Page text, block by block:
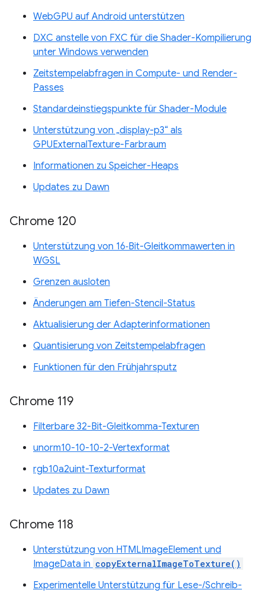
WebGPU auf Android unterstützen
DXC anstelle von FXC für die Shader-Kompilierung
unter Windows verwenden
Zeitstempelabfragen in Compute- und Render-
Passes
Standardeinstiegspunkte für Shader-Module
Unterstützung von „display-p3“ als
GPUExternalTexture-Farbraum
Informationen zu Speicher-Heaps
Updates zu Dawn
Chrome 120
Unterstützung von 16‑Bit-Gleitkommawerten in
WGSL
Grenzen ausloten
Änderungen am Tiefen-Stencil-Status
Aktualisierung der Adapterinformationen
Quantisierung von Zeitstempelabfragen
Funktionen für den Frühjahrsputz
Chrome 119
Filterbare 32-Bit-Gleitkomma-Texturen
unorm10-10-10-2-Vertexformat
rgb10a2uint-Texturformat
Updates zu Dawn
Chrome 118
Unterstützung von HTMLImageElement und
ImageData in copyExternalImageToTexture()
Experimentelle Unterstützung für Lese-/Schreib-